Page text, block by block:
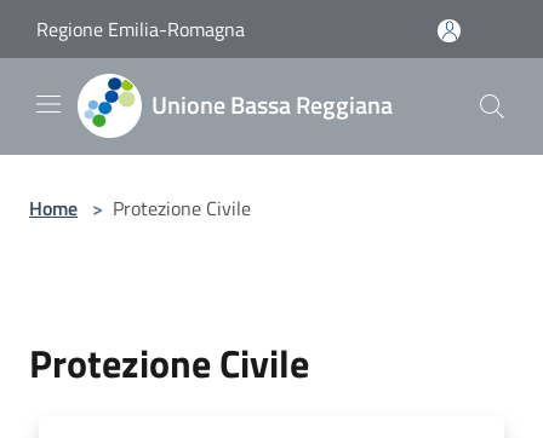
Regione Emilia-Romagna
Unione Bassa Reggiana
Home > Protezione Civile
Protezione Civile